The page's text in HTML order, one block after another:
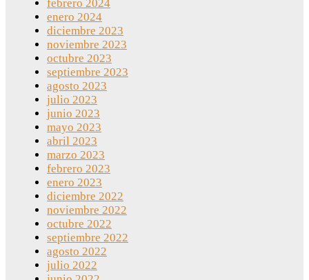
febrero 2024
enero 2024
diciembre 2023
noviembre 2023
octubre 2023
septiembre 2023
agosto 2023
julio 2023
junio 2023
mayo 2023
abril 2023
marzo 2023
febrero 2023
enero 2023
diciembre 2022
noviembre 2022
octubre 2022
septiembre 2022
agosto 2022
julio 2022